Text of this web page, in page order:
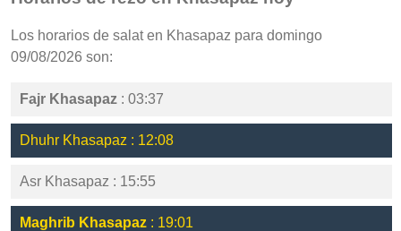
Los horarios de salat en Khasapaz para domingo
09/08/2026 son:
Fajr Khasapaz : 03:37
Dhuhr Khasapaz : 12:08
Asr Khasapaz : 15:55
Maghrib Khasapaz : 19:01